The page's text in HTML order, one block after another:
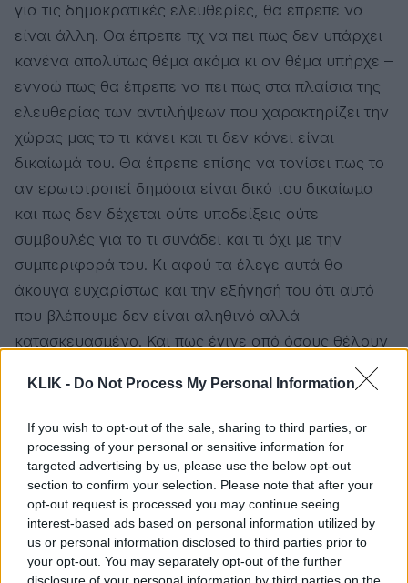
KLIK - Do Not Process My Personal Information
If you wish to opt-out of the sale, sharing to third parties, or
processing of your personal or sensitive information for
targeted advertising by us, please use the below opt-out
section to confirm your selection. Please note that after your
opt-out request is processed you may continue seeing
interest-based ads based on personal information utilized by
us or personal information disclosed to third parties prior to
your opt-out. You may separately opt-out of the further
για τις δημοκρατικές ελευθερίες, θα έπρεπε να
είναι άλλη. Θα έπρεπε πχ να πει πως δεν υπάρχει
κανένα απολύτως θέμα ακόμα κι αν θέμα υπήρχε –
εννοώ πως θα έπρεπε να πει πως στα πλαίσια της
ελευθερίας των αντιλήψεων που χαρακτηρίζει την
χώρας μας το τι κάνει και τι δεν κάνει είναι
δικαίωμά του. Θα έπρεπε επίσης να τονίσει πως το
αν ερωτοτροπεί δημόσια είναι δικό του δικαίωμα
και πως δεν δέχεται ούτε υποδείξεις ούτε
συμβουλές για το τι συνάδει και τι όχι με την
συμπεριφορά του. Κι αφού τα έλεγε αυτά θα
άκουγα ευχαρίστως και την εξήγησή του ότι αυτό
που βλέπουμε δεν είναι αληθινό αλλά
κατασκευασμένο. Και πως έγινε από όσους θέλουν
να καταστρέψουν την οικογενειακή του γαλήνη κτλ
κτλ.Όταν όμως τον ακούω να μιλάει για fake
το κουράγιο να μιλήσει για τα ίδια του τα
δικαιώματα (για τα οποία κατά τα άλλα
καμαρώνει…) συγνώμη αλλά βάζω τα γέλια.
Διαβάστε επίσης
OPINION